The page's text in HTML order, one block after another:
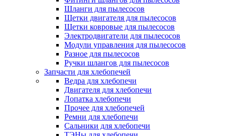
Шланги для пылесосов
Щетки двигателя для пылесосов
Щетки ковровые для пылесосов
Электродвигатели для пылесосов
Модули управления для пылесосов
Разное для пылесосов
Ручки шлангов для пылесосов
Запчасти для хлебопечей
Ведра для хлебопечи
Двигателя для хлебопечи
Лопатка хлебопечи
Прочее для хлебопечей
Ремни для хлебопечи
Сальники для хлебопечи